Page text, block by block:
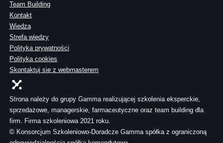
Team Building
Kontakt
Wiedza
Strefa wiedzy
Polityka prywatności
Polityka cookies
Skontaktuj sie z webmasterem
Strona należy do grupy Gamma realizującej szkolenia eksperckie,
sprzedażowe, managerskie, farmaceutyczne oraz team building dla
firm. Firma szkoleniowa 2021 roku.
© Konsorcjum Szkoleniowo-Doradcze Gamma spółka z ograniczoną